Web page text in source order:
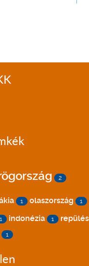
2
1 olaszország 1
1 indonézia 1 repülés
1